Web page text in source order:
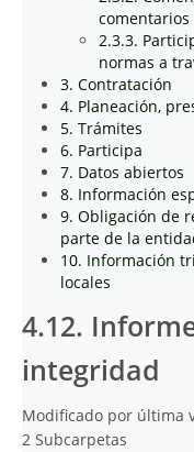
comentarios
2.3.3.
normas a
3. Contratación
4. Planeación,
5. Trámites
6. Participa
7. Datos abiertos
8. Información
9. Obligación de
parte de la
10. Información
locales
4.12.
integridad
Modificado por última
2 Subcarpetas